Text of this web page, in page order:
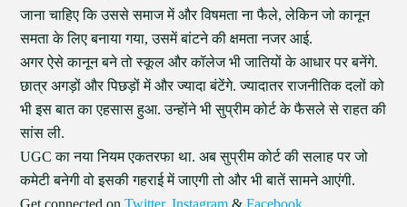
जाना चाहिए कि उससे समाज में और विषमता ना फैले, लेकिन जो कानून
समता के लिए बनाया गया, उसमें बांटने की क्षमता नजर आई.
अगर ऐसे कानून बने तो स्कूल और कॉलेज भी जातियों के आधार पर बनेंगे.
छात्र अगड़ों और पिछड़ों में और ज्यादा बंटेंगे. ज्यादातर राजनीतिक दलों को
भी इस बात का एहसास हुआ. उन्होंने भी सुप्रीम कोर्ट के फैसले से राहत की
सांस ली.
UGC का नया नियम एकतरफा था. अब सुप्रीम कोर्ट की सलाह पर जो
कमेटी बनेगी वो इसकी गहराई में जाएगी तो और भी बातें सामने आएंगी.
Get connected onTwitter,Instagram &Facebook